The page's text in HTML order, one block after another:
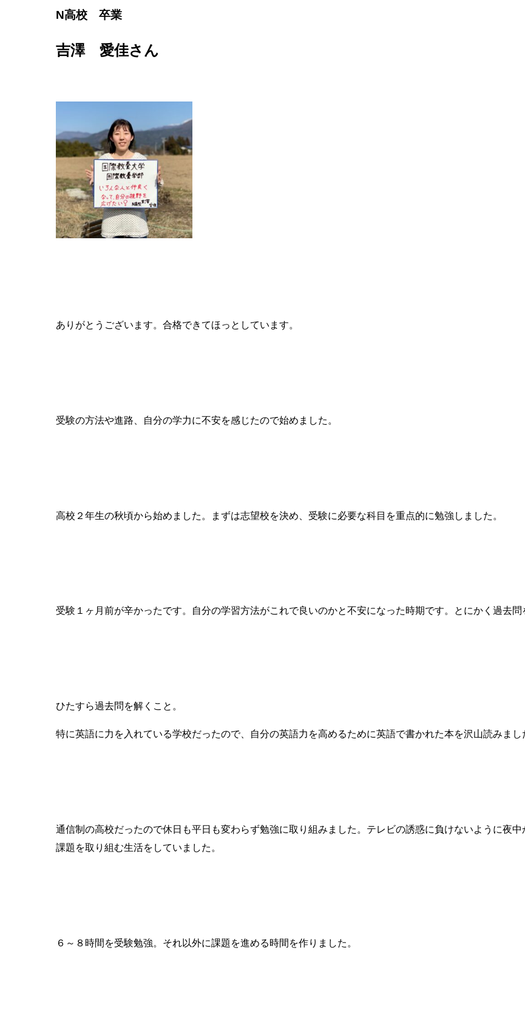
N高校 卒業
吉澤 愛佳さん
ありがとうございます。合格できてほっとしています。
受験の方法や進路、自分の学力に不安を感じたので始めました。
高校２年生の秋頃から始めました。まずは志望校を決め、受験に必要な科目を重点的に勉強しました。
受験１ヶ月前が辛かったです。自分の学習方法がこれで良いのかと不安になった時期です。とにかく過去問
ひたすら過去問を解くこと。
特に英語に力を入れている学校だったので、自分の英語力を高めるために英語で書かれた本を沢山読みまし
通信制の高校だったので休日も平日も変わらず勉強に取り組みました。テレビの誘惑に負けないように夜
課題を取り組む生活をしていました。
６～８時間を受験勉強。それ以外に課題を進める時間を作りました。